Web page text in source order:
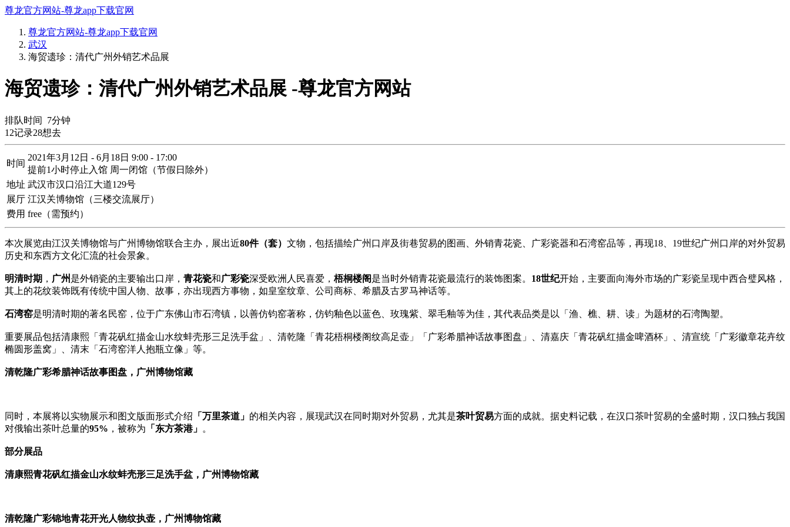
尊龙官方网站-尊龙app下载官网
尊龙官方网站-尊龙app下载官网
武汉
海贸遗珍：清代广州外销艺术品展
海贸遗珍：清代广州外销艺术品展 -尊龙官方网站
排队时间 7分钟
12记录28想去
时间
2021年3月12日 - 6月18日 9:00 - 17:00
提前1小时停止入馆 周一闭馆（节假日除外）
地址 武汉市汉口沿江大道129号
展厅 江汉关博物馆（三楼交流展厅）
费用 free（需预约）
本次展览由江汉关博物馆与广州博物馆联合主办，展出近80件（套） 文物，包括描绘广州口岸及街巷贸易的图画、外销青花瓷、广彩瓷器和石湾窑品等，再现18、19世纪广州口岸的对外贸易
历史和东西方文化汇流的社会景象。
明清时期 ， 广州 是外销瓷的主要输出口岸， 青花瓷和广彩瓷深受欧洲人民喜爱， 梧桐楼阁是当时外销青花瓷最流行的装饰图案。 18世纪开始，主要面向海外市场的广彩瓷呈现中西合璧风格，
其上的花纹装饰既有传统中国人物、故事，亦出现西方事物，如皇室纹章、公司商标、希腊及古罗马神话等。
石湾窑是明清时期的著名民窑，位于广东佛山市石湾镇，以善仿钧窑著称，仿钧釉色以蓝色、玫瑰紫、翠毛釉等为佳，其代表品类是以「渔、樵、耕、读」为题材的石湾陶塑。
重要展品包括清康熙「青花矾红描金山水纹蚌壳形三足洗手盆」、清乾隆「青花梧桐楼阁纹高足壶」「广彩希腊神话故事图盘」、清嘉庆「青花矾红描金啤酒杯」、清宣统「广彩徽章花卉纹
椭圆形盖窝」、清末「石湾窑洋人抱瓶立像」等。
清乾隆广彩希腊神话故事图盘，广州博物馆藏
同时，本展将以实物展示和图文版面形式介绍 「万里茶道」 的相关内容，展现武汉在同时期对外贸易，尤其是茶叶贸易方面的成就。据史料记载，在汉口茶叶贸易的全盛时期，汉口独占我国
对俄输出茶叶总量的95% ，被称为 「东方茶港」 。
部分展品
清康熙青花矾红描金山水纹蚌壳形三足洗手盆，广州博物馆藏
清乾隆广彩锦地青花开光人物纹执壶，广州博物馆藏